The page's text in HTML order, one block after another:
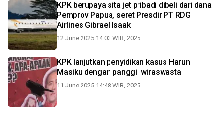
KPK berupaya sita jet pribadi dibeli dari dana
Pemprov Papua, seret Presdir PT RDG
Airlines Gibrael Isaak
12 June 2025 14:03 WIB, 2025
KPK lanjutkan penyidikan kasus Harun
Masiku dengan panggil wiraswasta
11 June 2025 14:48 WIB, 2025